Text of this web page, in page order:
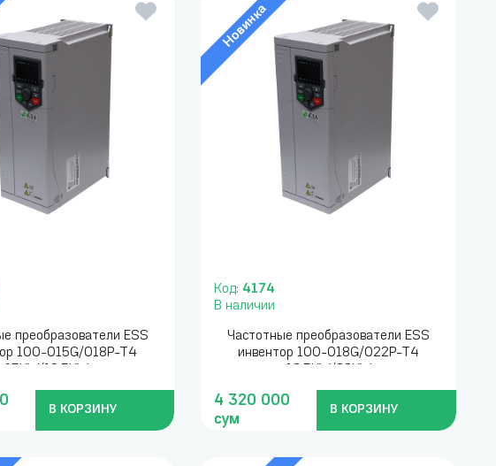
преобразователи ESS
100-015G/018P-T4
В КОРЗИНУ
Новинка
Код: 4174
В наличии
Частотные преобразователи ESS
инвентор 100-018G/022P-T4
4 320 000
сум
В КОРЗИНУ